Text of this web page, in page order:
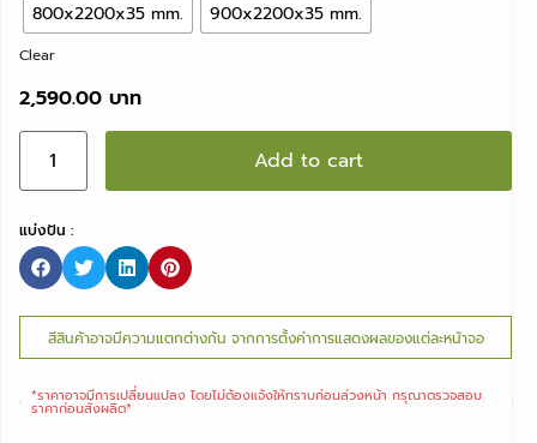
800x2200x35 mm.
900x2200x35 mm.
Clear
2,590.00
Add to cart
แบ่งปัน :
สีสินค้าอาจมีความแตกต่างกัน จากการตั้งค่าการแสดงผลของแต่ละหน้าจอ
*ราคาอาจมีการเปลี่ยนแปลง ไดยไม่ต้องแจ้งให้ทราบก่อนล่วงหน้า กรุณาตรวจสอบ
ราคาก่อนสั่งผลิต*